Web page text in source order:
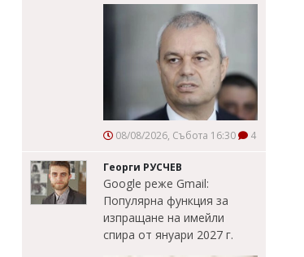
08/08/2026, Събота 16:30 4
Георги РУСЧЕВ
Google реже Gmail:
Популярна функция за
изпращане на имейли
спира от януари 2027 г.